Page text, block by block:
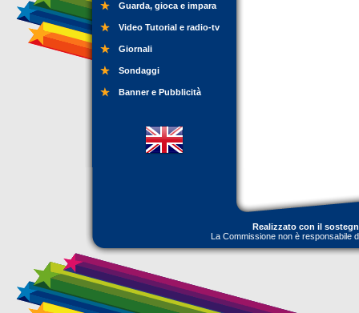
Guarda, gioca e impara
Video Tutorial e radio-tv
Giornali
Sondaggi
Banner e Pubblicità
Realizzato con il
La Commissione non è responsabile